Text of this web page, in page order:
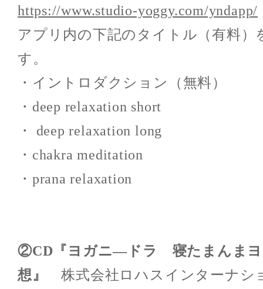
https://www.studio-yoggy.com/yndapp/
アプリ内の下記のタイトル（有料）
す。
・イントロダクション（無料）
・deep relaxation short
・ deep relaxation long
・chakra meditation
・prana relaxation
②CD『ヨガニ―ドラ 寝たまんまヨ
想』
株式会社ロハスインターナシ